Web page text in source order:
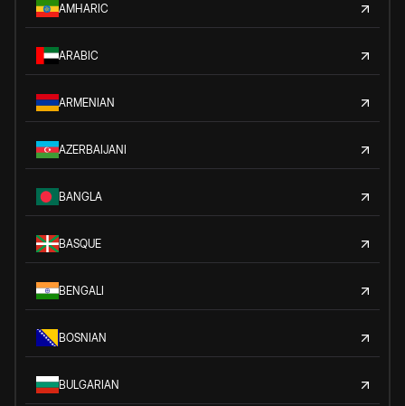
AMHARIC
ARABIC
ARMENIAN
AZERBAIJANI
BANGLA
BASQUE
BENGALI
BOSNIAN
BULGARIAN